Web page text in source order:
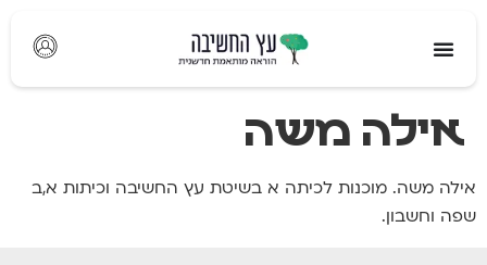
אילה משה
אילה משה. מוכנות לכיתה א בשיטת עץ החשיבה וכיתות א,ב
שפה וחשבון.